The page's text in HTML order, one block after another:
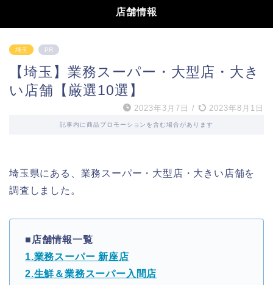
店舗情報
埼玉 PR
【埼玉】業務スーパー・大型店・大き
い店舗【厳選10選】
2023年3月7日 / 2023年8月1日
記事内に商品プロモーションを含む場合があります
埼玉県にある、業務スーパー・大型店・大きい店舗を
調査しました。
■店舗情報一覧
1.業務スーパー 新座店
2.生鮮＆業務スーパー入間店